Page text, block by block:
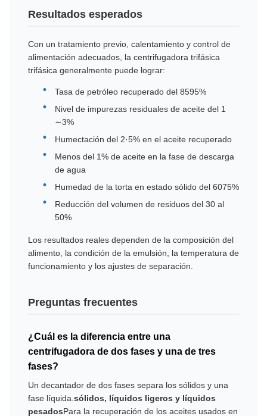
carga de la carga de la
carga de la carga de la
carga
Condición de la emulsión
Confirmar si el aceite es
aceite libre, emulsión
débil o emulsión estable
Resultados esperados
Con un tratamiento previo, calentamiento y control de
alimentación adecuados, la centrifugadora trifásica
trifásica generalmente puede lograr:
Tasa de petróleo recuperado del 85­95%
Nivel de impurezas residuales de aceite del 1
∼3%
Humectación del 2·5% en el aceite recuperado
Menos del 1% de aceite en la fase de descarga
de agua
Humedad de la torta en estado sólido del 60­75%
Reducción del volumen de residuos del 30 al
50%
Los resultados reales dependen de la composición del
alimento, la condición de la emulsión, la temperatura de
funcionamiento y los ajustes de separación.
Preguntas frecuentes
¿Cuál es la diferencia entre una
centrifugadora de dos fases y una de tres
fases?
Un decantador de dos fases separa los sólidos y una
fase líquida. sólidos, líquidos ligeros y líquidos
pesadosPara la recuperación de los aceites usados en